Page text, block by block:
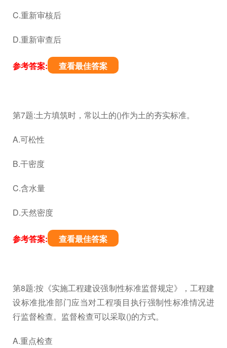
C.重新审核后
D.重新审查后
参考答案: 查看最佳答案
第7题:土方填筑时，常以土的()作为土的夯实标准。
A.可松性
B.干密度
C.含水量
D.天然密度
参考答案: 查看最佳答案
第8题:按《实施工程建设强制性标准监督规定》，工程建
设标准批准部门应当对工程项目执行强制性标准情况进
行监督检查。监督检查可以采取()的方式。
A.重点检查